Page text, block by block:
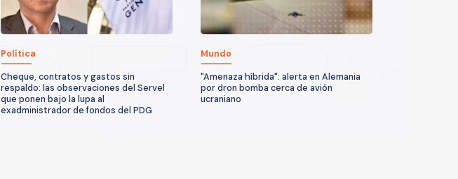
Política
Cheque, contratos y gastos sin
respaldo: las observaciones del Servel
que ponen bajo la lupa al
exadministrador de fondos del PDG
Mundo
"Amenaza híbrida": alerta en Alemania
por dron bomba cerca de avión
ucraniano